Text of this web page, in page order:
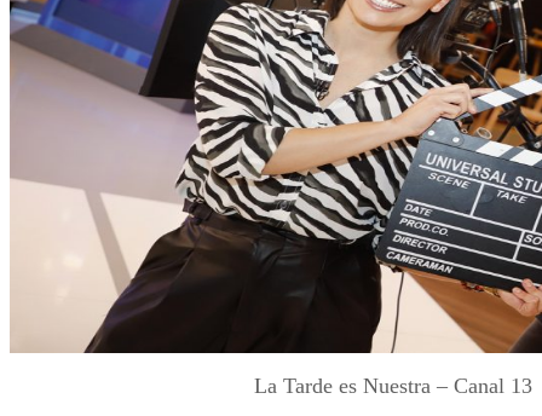
La Tarde es Nuestra – Canal 13